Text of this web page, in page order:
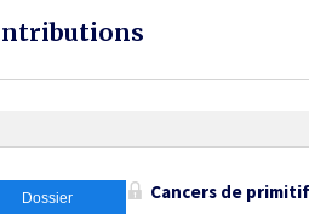
Dossier
Cancers de